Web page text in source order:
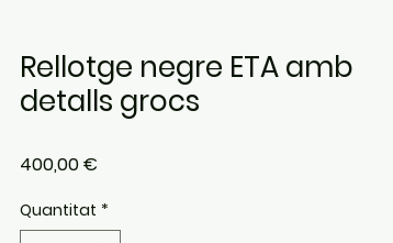
Rellotge negre ETA amb
detalls grocs
400,00 €
Quantitat *